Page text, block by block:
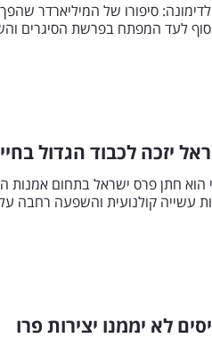
סיפורו של המיליארדר
לעד המפתח בפרשת הסיגרים
הוא חתן פרס ישראל בתחום אמנות
ועדת הפרס ציינה 70 שנות עשייה קולנועית והשפעה
לא יממנו יצירות פרו